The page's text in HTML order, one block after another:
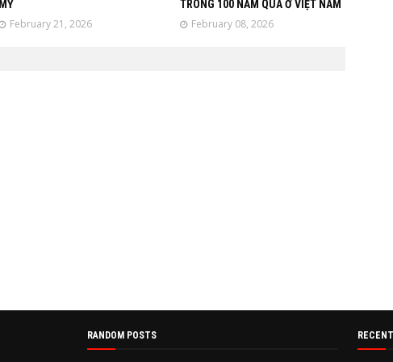
MỸ
February 21, 2026
TRONG 100 NĂM QUA Ở VIỆT NAM
February 08, 2026
RANDOM POSTS